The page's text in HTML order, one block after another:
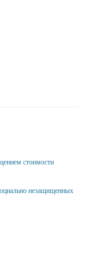
стоимости
незащищенных